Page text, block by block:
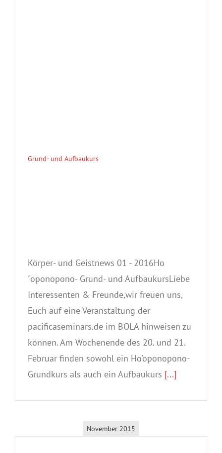
Grund- und Aufbaukurs
Körper- und Geistnews 01 - 2016Ho
´oponopono- Grund- und AufbaukursLiebe
Interessenten & Freunde,wir freuen uns,
Euch auf eine Veranstaltung der
pacificaseminars.de im BOLA hinweisen zu
können. Am Wochenende des 20. und 21.
Februar finden sowohl ein Ho'oponopono-
Grundkurs als auch ein Aufbaukurs [...]
November 2015